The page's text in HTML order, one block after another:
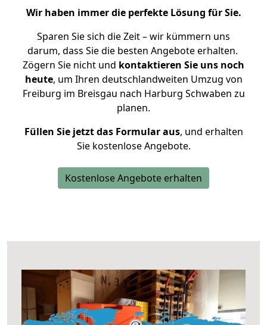
Wir haben immer die perfekte Lösung für Sie.
Sparen Sie sich die Zeit – wir kümmern uns
darum, dass Sie die besten Angebote erhalten.
Zögern Sie nicht und kontaktieren Sie uns noch
heute, um Ihren deutschlandweiten Umzug von
Freiburg im Breisgau nach Harburg Schwaben zu
planen.
Füllen Sie jetzt das Formular aus, und erhalten
Sie kostenlose Angebote.
Kostenlose Angebote erhalten